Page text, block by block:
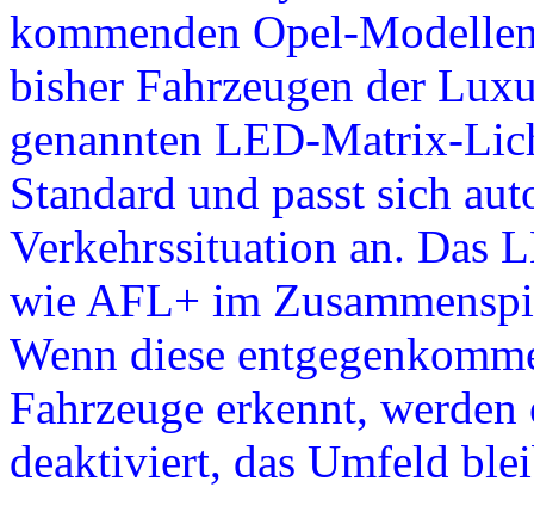
kommenden Opel-
bisher Fahrzeugen der
genannten LED-Matrix-
Standard und passt sich
Verkehrssituation an. Das
wie AFL+ im
Wenn diese
Fahrzeuge erkennt,
deaktiviert, das Umfeld